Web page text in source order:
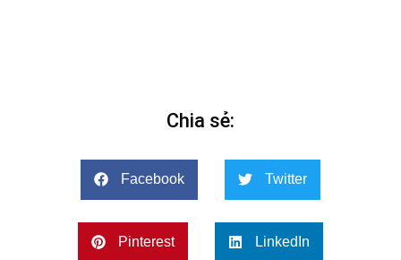
Chia sẻ:
Facebook Twitter
Pinterest LinkedIn